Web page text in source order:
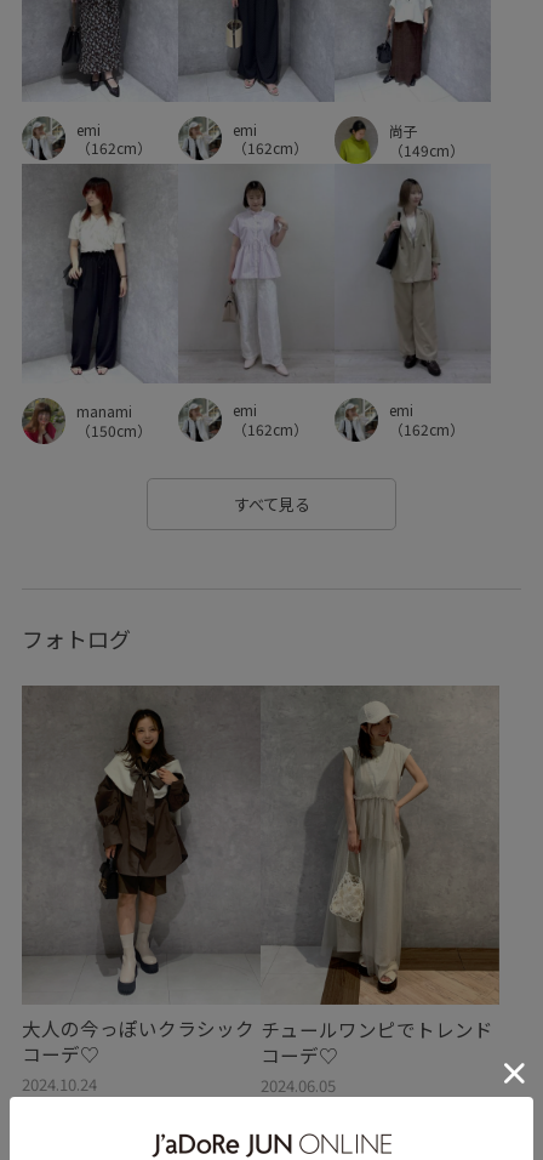
emi
（162cm）
emi
（162cm）
尚子
（149cm）
manami
（150cm）
emi
（162cm）
emi
（162cm）
すべて見る
フォトログ
大人の今っぽいクラシック
コーデ♡
2024.10.24
チュールワンピでトレンド
コーデ♡
2024.06.05